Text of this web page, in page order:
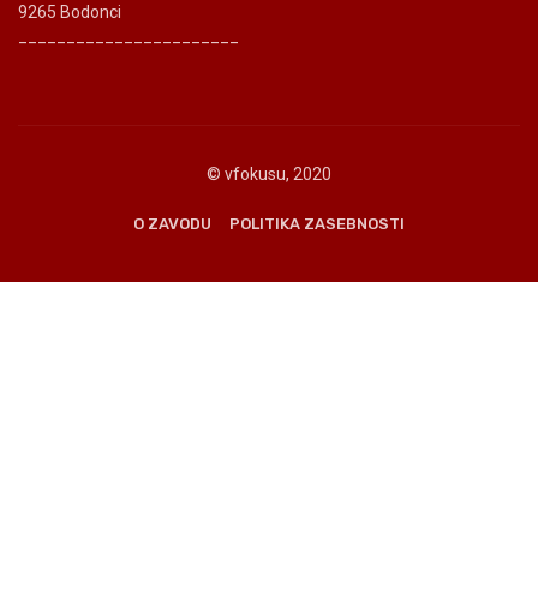
9265 Bodonci
© vfokusu, 2020
O ZAVODU POLITIKA ZASEBNOSTI